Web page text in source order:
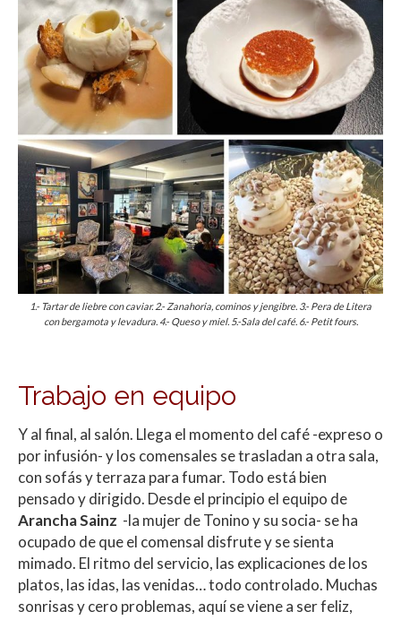
1.- Tartar de liebre con caviar. 2.- Zanahoria, cominos y jengibre. 3.- Pera de Litera
con bergamota y levadura. 4.- Queso y miel. 5.-Sala del café. 6.- Petit fours.
Trabajo en equipo
Y al final, al salón. Llega el momento del café -expreso o
por infusión- y los comensales se trasladan a otra sala,
con sofás y terraza para fumar. Todo está bien
pensado y dirigido. Desde el principio el equipo de
Arancha Sainz -la mujer de Tonino y su socia- se ha
ocupado de que el comensal disfrute y se sienta
mimado. El ritmo del servicio, las explicaciones de los
platos, las idas, las venidas… todo controlado. Muchas
sonrisas y cero problemas, aquí se viene a ser feliz,